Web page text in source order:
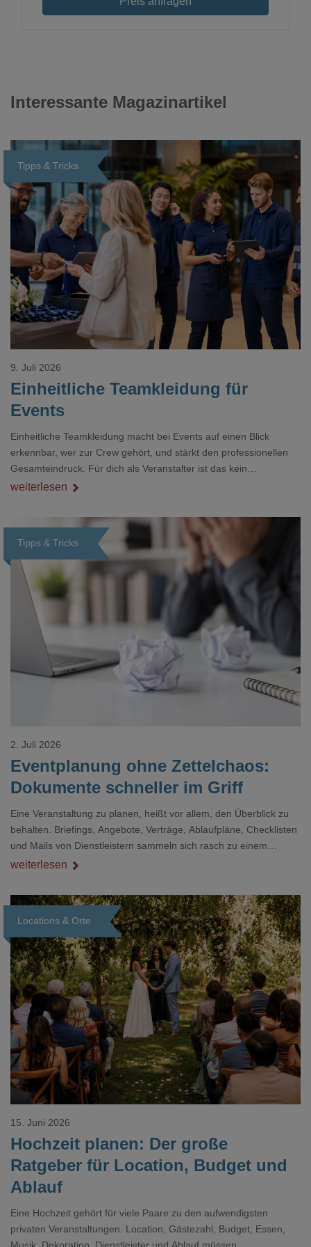
Interessante Magazinartikel
Tipps & Tricks
Loading...
Einheitliche Teamkleidung für
Events
9. Juli 2026
Einheitliche Teamkleidung macht bei Events auf einen Blick
erkennbar, wer zur Crew gehört, und stärkt den professionellen
Gesamteindruck. Für dich als Veranstalter ist das kein
Nebenthema: Bei Textilien mit Stickerei oder mehreren
weiterlesen
Tipps & Tricks
Loading...
Eventplanung ohne Zettelchaos:
Dokumente schneller im Griff
2. Juli 2026
Eine Veranstaltung zu planen, heißt vor allem, den Überblick zu
behalten. Briefings, Angebote, Verträge, Ablaufpläne, Checklisten
und Mails von Dienstleistern sammeln sich rasch zu einem
unübersichtlichen Stapel. Wer schon einmal kurz vor einem Event
Dokument gesucht hat, kennt das mulmige Gefühl.
weiterlesen
Locations & Orte
Loading...
Hochzeit planen: Der große
Ratgeber für Location, Budget und
Ablauf
15. Juni 2026
Eine Hochzeit gehört für viele Paare zu den aufwendigsten
privaten Veranstaltungen. Location, Gästezahl, Budget, Essen,